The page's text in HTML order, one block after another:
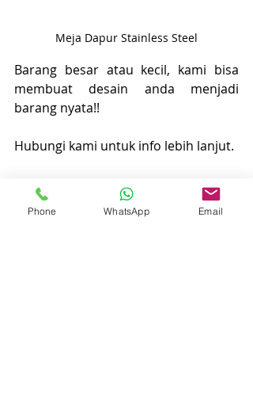
Meja Dapur Stainless Steel
Barang besar atau kecil, kami bisa
membuat desain anda menjadi
barang nyata!!
Hubungi kami untuk info lebih lanjut.
Phone WhatsApp Email